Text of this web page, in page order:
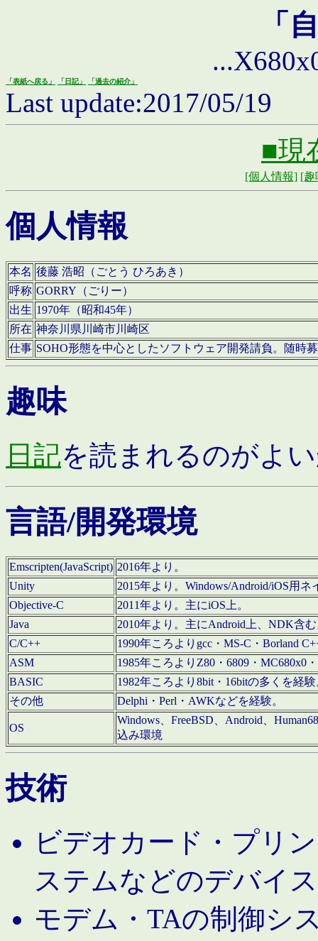
「
「表紙へ戻る」 「日記」 「過去の紹介」
Last update:2017/05/19
■現
[個人情報] [趣
個人情報
本名 後藤 浩昭（ごとう ひろあき）
呼称 GORRY（ごりー）
出生 1970年（昭和45年）
所在 神奈川県川崎市川崎区
仕事 SOHO形態を中心としたソフトウェア開発請負。随時
趣味
日記を読まれるのがよ
言語/開発環境
Emscripten(JavaScript) 2016年より。
Unity
2015年より。Windows/Android/iOS用
Objective-C
2011年より。主にiOS上。
Java
2010年より。主にAndroid上、NDK含
C/C++
1990年ころよりgcc・MS-C・Borland
ASM
1985年ころよりZ80・6809・MC680x0
BASIC
1982年ころより8bit・16bitの多くを経
その他
Delphi・Perl・AWKなどを経験。
OS
Windows、FreeBSD、Android、
込み環境
技術
ビデオカード・プリ
ステムなどのデバイ
モデム・TAの制御シ